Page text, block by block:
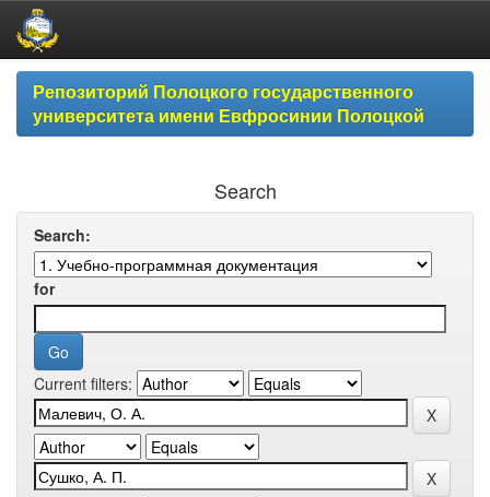
Skip
navigationРепозиторий Полоцкого государственного
университета имени Евфросинии Полоцкой
Search
Search:
for
Current filters: